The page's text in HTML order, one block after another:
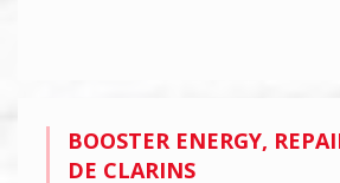
BOOSTER ENERGY,
DE CLARINS